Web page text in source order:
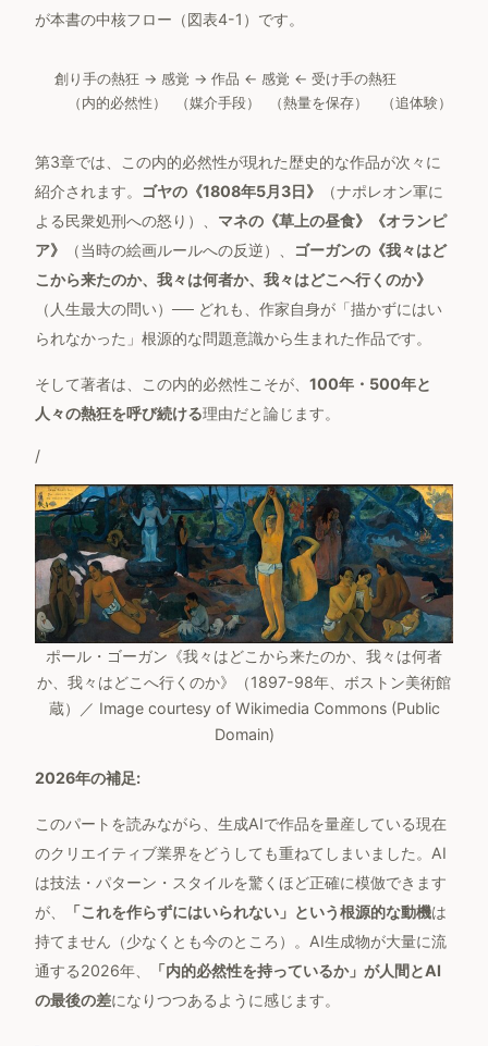
が本書の中核フロー（図表4-1）です。
創り手の熱狂 → 感覚 → 作品 ← 感覚 ← 受け手の熱狂
   （内的必然性）  （媒介手段）  （熱量を保存）   （追体験）
第3章では、この内的必然性が現れた歴史的な作品が次々に
紹介されます。
ゴヤの《1808年5月3日》
（ナポレオン軍に
よる民衆処刑への怒り）、 マネの《草上の昼食》《オランピ
ア》
（当時の絵画ルールへの反逆）、
ゴーガンの《我々はど
こから来たのか、我々は何者か、我々はどこへ行くのか》
（人生最大の問い）── どれも、作家自身が「描かずにはい
られなかった」根源的な問題意識から生まれた作品です。
そして著者は、この内的必然性こそが、 100年・500年と
人々の熱狂を呼び続ける理由だと論じます。
/
ポール・ゴーガン《我々はどこから来たのか、我々は何者
か、我々はどこへ行くのか》（1897-98年、ボストン美術館
蔵）／ Image courtesy of Wikimedia Commons (Public
Domain)
2026年の補足:
このパートを読みながら、生成AIで作品を量産している現在
のクリエイティブ業界をどうしても重ねてしまいました。AI
は技法・パターン・スタイルを驚くほど正確に模倣できます
が、
「これを作らずにはいられない」という根源的な動機は
持てません（少なくとも今のところ）。AI生成物が大量に流
通する2026年、
「内的必然性を持っているか」が人間とAI
の最後の差になりつつあるように感じます。